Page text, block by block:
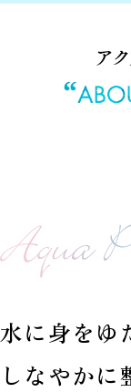
水に身をゆ
しなやかに